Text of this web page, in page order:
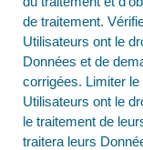
de traitement.
Utilisateurs ont le
Données et de
corrigées. Limiter
Utilisateurs ont le
le traitement de
traitera leurs